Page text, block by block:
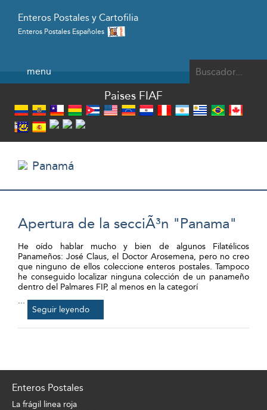
Enteros Postales y Cartofilia
Enteros Postales Españoles
menu
Paises FIAF
Panamá
Apertura de la secciÃ³n "Panama"
He oído hablar mucho y bien de algunos Filatélicos
Panameños: José Claus, el Doctor Arosemena, pero no creo
que ninguno de ellos coleccione enteros postales. Tampoco
he conseguido localizar ninguna colección de un panameño
dentro del Palmares FIP, al menos en la categorí
...
Seguir leyendo
Enteros Postales
La frágil linea roja